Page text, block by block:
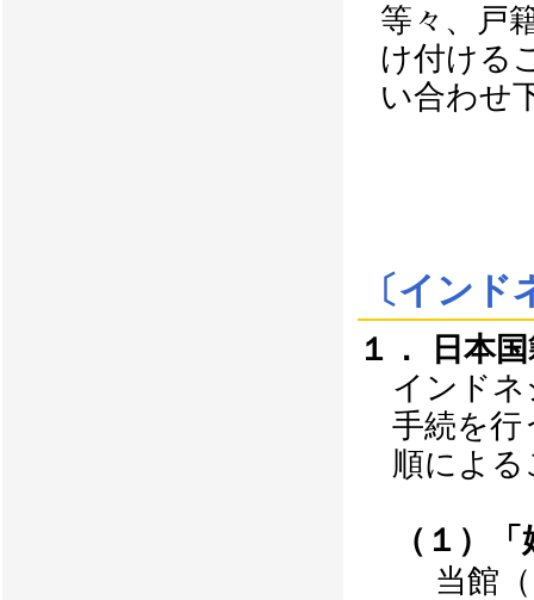
等々、戸
け付ける
い合わせ
〔イン
１． 日本
インド
手続を行
順によ
（１）
当館